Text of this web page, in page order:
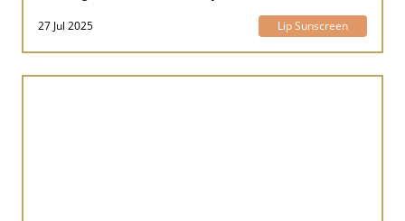
27 Jul 2025 Lip Sunscreen